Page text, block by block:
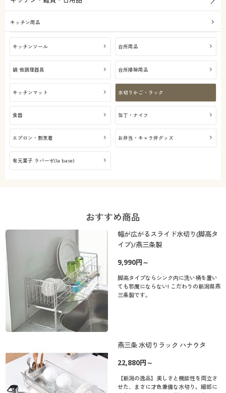
キッチン用品
キッチンツール 台所用品
鍋 他調理器具 台所掃除用品
キッチンマット 水切りかご・ラック
食器 包丁・ナイフ
エプロン・割烹着 お弁当・キャラ弁グッズ
有元葉子 ラバーゼ(la base)
おすすめ商品
幅が広がるスライド水切り(脚高タ
イプ)/燕三条製
9,990円～
脚高タイプならシンク内に洗い桶を置い
ても邪魔にならない! こだわりの新潟県燕
三条製です。
燕三条 水切りラック ハナウタ
22,880円～
【新潟の逸品】美しさと機能性を両立さ
せた、まさに才色兼備な水切り。細部に